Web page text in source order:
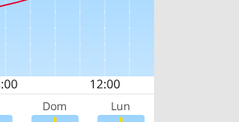
Dom Lun